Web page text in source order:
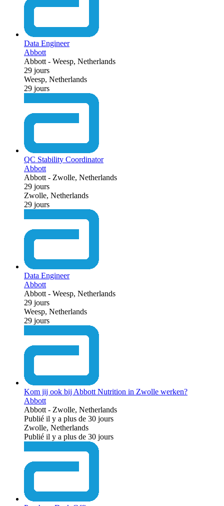
Data Engineer
Abbott
Abbott - Weesp, Netherlands
29 jours
Weesp, Netherlands
29 jours
QC Stability Coordinator
Abbott
Abbott - Zwolle, Netherlands
29 jours
Zwolle, Netherlands
29 jours
Data Engineer
Abbott
Abbott - Weesp, Netherlands
29 jours
Weesp, Netherlands
29 jours
Kom jij ook bij Abbott Nutrition in Zwolle werken?
Abbott
Abbott - Zwolle, Netherlands
Publié il y a plus de 30 jours
Zwolle, Netherlands
Publié il y a plus de 30 jours